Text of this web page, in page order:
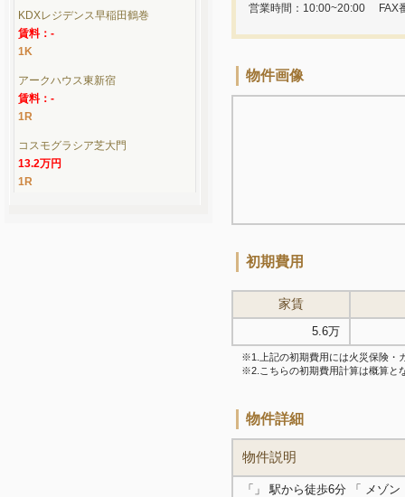
営業時間：10:00~20:00
FAX
物件画像
初期費用
家賃
5.6万
※1.上記の初期費用には火災保険・
※2.こちらの初期費用計算は概算と
物件詳細
物件説明
「」 駅から徒歩6分 「 メゾ
KDXレジデンス早稲田鶴巻
賃料：-
1K
アークハウス東新宿
賃料：-
1R
コスモグラシア芝大門
13.2万円
1R